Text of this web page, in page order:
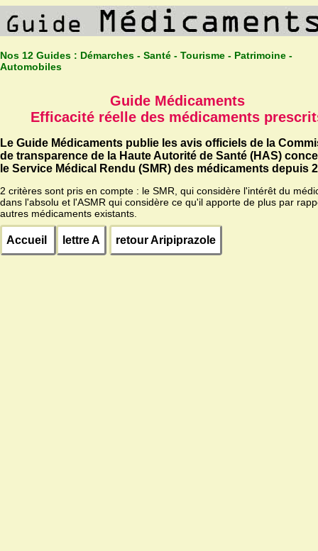
Nos 12 Guides : Démarches - Santé - Tourisme - Patrimoine -
Automobiles
Guide Médicaments
Efficacité réelle des médicaments
Le Guide Médicaments publie les avis officiels de la
de transparence de la Haute Autorité de Santé (HAS)
le Service Médical Rendu (SMR) des médicaments depuis
2 critères sont pris en compte : le SMR, qui considère l'intérêt du
dans l'absolu et l'ASMR qui considère ce qu'il apporte de plus par
autres médicaments existants.
Accueil lettre A retour Aripiprazole